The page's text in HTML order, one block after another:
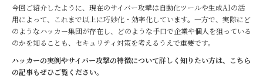
今回ご紹介したように、現在のサイバー攻撃は自動化ツールや生成AIの活
用によって、これまで以上に巧妙化・効率化しています。一方で、実際にど
のようなハッカー集団が存在し、どのような手口で企業や個人を狙っている
のかを知ることも、セキュリティ対策を考えるうえで重要です。
ハッカーの実例やサイバー攻撃の特徴について詳しく知りたい方は、こちら
の記事もぜひご覧ください。